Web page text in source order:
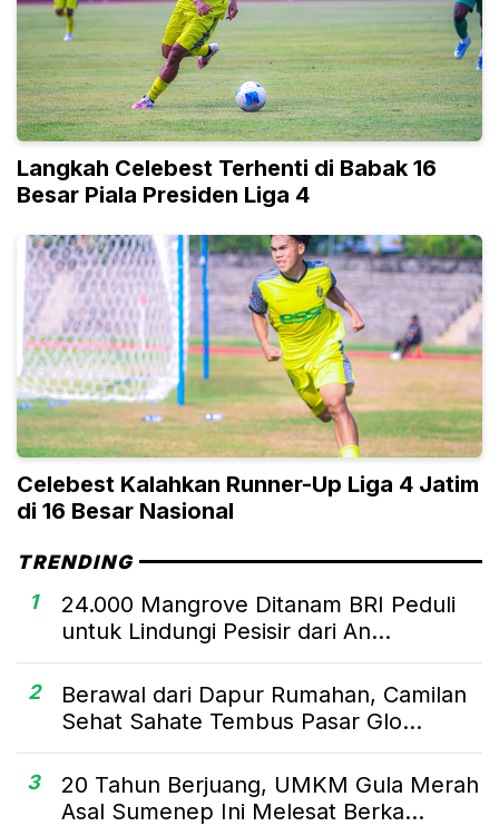
Langkah Celebest Terhenti di Babak 16
Besar Piala Presiden Liga 4
Celebest Kalahkan Runner-Up Liga 4 Jatim
di 16 Besar Nasional
TRENDING
1
24.000 Mangrove Ditanam BRI Peduli
untuk Lindungi Pesisir dari An...
2
Berawal dari Dapur Rumahan, Camilan
Sehat Sahate Tembus Pasar Glo...
3
20 Tahun Berjuang, UMKM Gula Merah
Asal Sumenep Ini Melesat Berka...